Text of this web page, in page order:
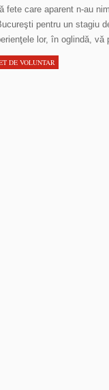
fete care aparent n-au
pentru un stagiu
lor, în oglindă, vă
DE VOLUNTAR